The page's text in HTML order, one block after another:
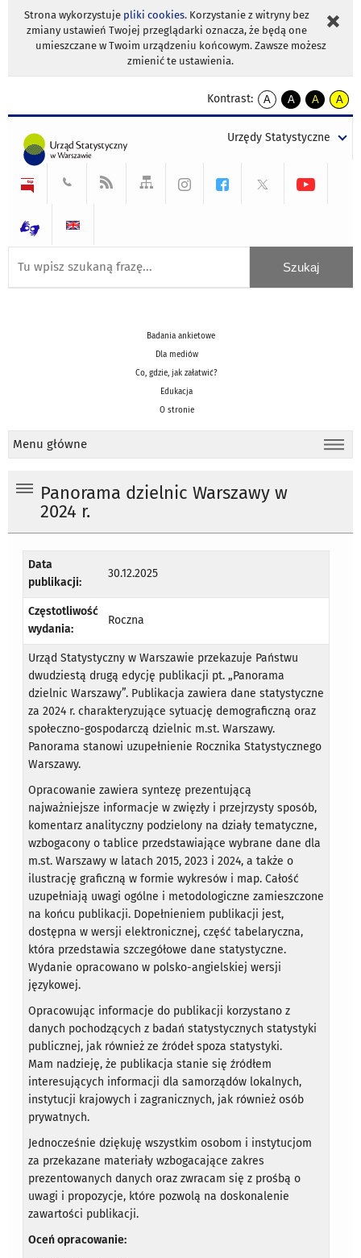
Strona wykorzystuje pliki cookies. Korzystanie z witryny bez
zmiany ustawień Twojej przeglądarki oznacza, że będą one
umieszczane w Twoim urządzeniu końcowym. Zawsze możesz
zmienić te ustawienia.
Kontrast:
A
kontrast
A
kontrast
tekst
czarnym
A
kontrast
tekst
czarnym
A
tekst
żółtym
Urzędy Statystyczne
Badania ankietowe
Dla mediów
Co, gdzie, jak załatwić?
Edukacja
O stronie
Menu główne
Panorama dzielnic Warszawy w
2024 r.
Data
publikacji:
30.12.2025
Częstotliwość
wydania:
Roczna
Urząd Statystyczny w Warszawie przekazuje Państwu
dwudziestą drugą edycję publikacji pt. „Panorama
dzielnic Warszawy”. Publikacja zawiera dane statystyczne
za 2024 r. charakteryzujące sytuację demograficzną oraz
społeczno-gospodarczą dzielnic m.st. Warszawy.
Panorama stanowi uzupełnienie Rocznika Statystycznego
Warszawy.
Opracowanie zawiera syntezę prezentującą
najważniejsze informacje w zwięzły i przejrzysty sposób,
komentarz analityczny podzielony na działy tematyczne,
wzbogacony o tablice przedstawiające wybrane dane dla
m.st. Warszawy w latach 2015, 2023 i 2024, a także o
ilustrację graficzną w formie wykresów i map. Całość
uzupełniają uwagi ogólne i metodologiczne zamieszczone
na końcu publikacji. Dopełnieniem publikacji jest,
dostępna w wersji elektronicznej, część tabelaryczna,
która przedstawia szczegółowe dane statystyczne.
Wydanie opracowano w polsko-angielskiej wersji
językowej.
Opracowując informacje do publikacji korzystano z
danych pochodzących z badań statystycznych statystyki
publicznej, jak również ze źródeł spoza statystyki.
Mam nadzieję, że publikacja stanie się źródłem
interesujących informacji dla samorządów lokalnych,
instytucji krajowych i zagranicznych, jak również osób
prywatnych.
Jednocześnie dziękuję wszystkim osobom i instytucjom
za przekazane materiały wzbogacające zakres
prezentowanych danych oraz zwracam się z prośbą o
uwagi i propozycje, które pozwolą na doskonalenie
zawartości publikacji.
Oceń opracowanie: